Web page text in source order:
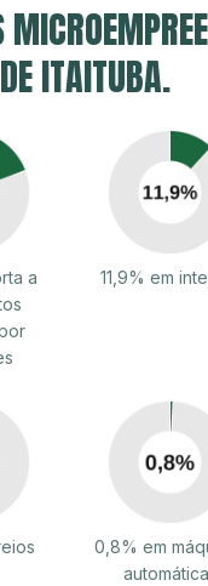
ITAITUBA.
a
11,9% em
0,8% em